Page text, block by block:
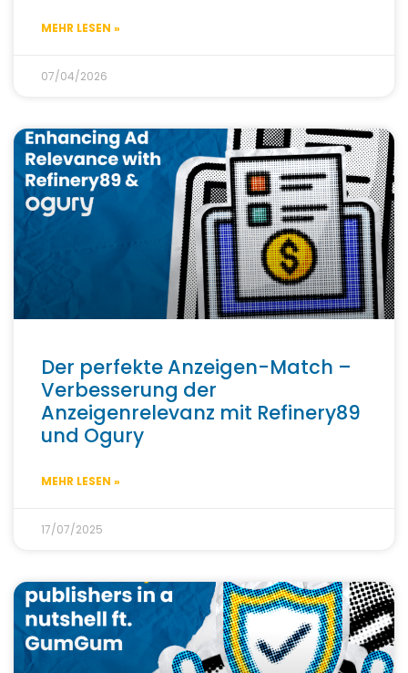
MEHR LESEN »
07/04/2026
Der perfekte Anzeigen-Match –
Verbesserung der
Anzeigenrelevanz mit Refinery89
und Ogury
MEHR LESEN »
17/07/2025